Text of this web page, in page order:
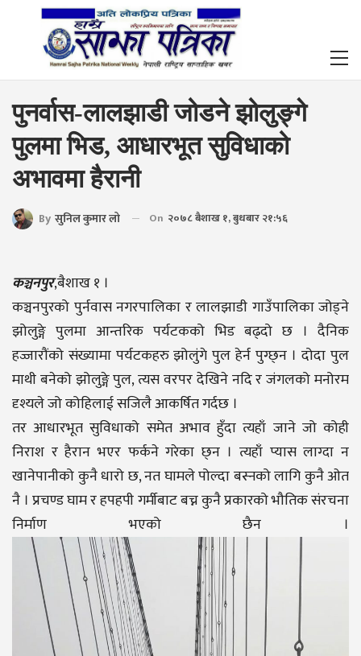
पुनर्वास-लालझाडी जोडने झोलुङ्गे
पुलमा भिड, आधारभूत सुविधाको
अभावमा हैरानी
By सुनिल कुमार लो On २०७८ बैशाख १, बुधबार २१:५६
कञ्चनपुर,बैशाख १ ।
कञ्चनपुरको पुर्नवास नगरपालिका र लालझाडी गाउँपालिका जोड्ने
झोलुङ्गे पुलमा आन्तरिक पर्यटकको भिड बढ्दो छ । दैनिक
हज्जारौंको संख्यामा पर्यटकहरु झोलुंगे पुल हेर्न पुग्छ्न । दोदा पुल
माथी बनेको झोलुङ्गे पुल, त्यस वरपर देखिने नदि र जंगलको मनोरम
दृश्यले जो कोहिलाई सजिलै आकर्षित गर्दछ ।
तर आधारभूत सुविधाको समेत अभाव हुँदा त्यहाँ जाने जो कोही
निराश र हैरान भएर फर्कने गरेका छ्न । त्यहाँ प्यास लाग्दा न
खानेपानीको कुनै धारो छ, नत घामले पोल्दा बस्नको लागि कुनै ओत
नै । प्रचण्ड घाम र हपहपी गर्मीबाट बच्न कुनै प्रकारको भौतिक संरचना
निर्माण भएको छैन ।